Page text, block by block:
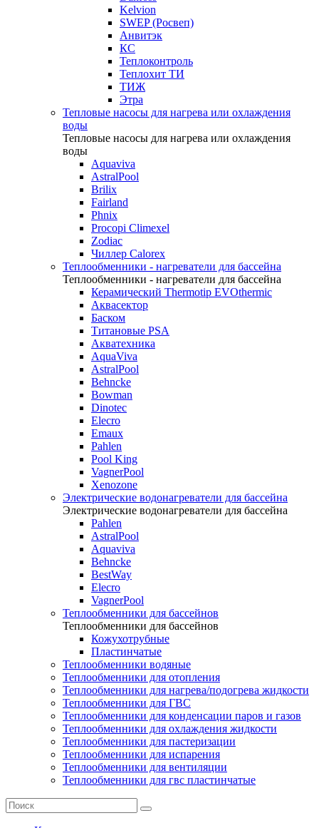
Kelvion
SWEP (Росвеп)
Анвитэк
КС
Теплоконтроль
Теплохит ТИ
ТИЖ
Этра
Тепловые насосы для нагрева или охлаждения
воды
Тепловые насосы для нагрева или охлаждения
воды
Aquaviva
AstralPool
Brilix
Fairland
Phnix
Procopi Climexel
Zodiac
Чиллер Calorex
Теплообменники - нагреватели для бассейна
Теплообменники - нагреватели для бассейна
Керамический Thermotip EVOthermic
Аквасектор
Баском
Титановые PSA
Акватехника
AquaViva
AstralPool
Behncke
Bowman
Dinotec
Elecro
Emaux
Pahlen
Pool King
VagnerPool
Xenozone
Электрические водонагреватели для бассейна
Электрические водонагреватели для бассейна
Pahlen
AstralPool
Aquaviva
Behncke
BestWay
Elecro
VagnerPool
Теплообменники для бассейнов
Теплообменники для бассейнов
Кожухотрубные
Пластинчатые
Теплообменники водяные
Теплообменники для отопления
Теплообменники для нагрева/подогрева жидкости
Теплообменники для ГВС
Теплообменники для конденсации паров и газов
Теплообменники для охлаждения жидкости
Теплообменники для пастеризации
Теплообменники для испарения
Теплообменники для вентиляции
Теплообменники для гвс пластинчатые